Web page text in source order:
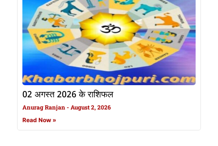
02 अगस्त 2026 के राशिफल
Anurag Ranjan August 2, 2026
Read Now »